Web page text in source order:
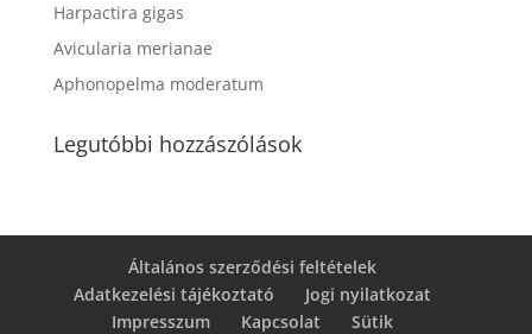
Harpactira gigas
Avicularia merianae
Aphonopelma moderatum
Legutóbbi hozzászólások
Általános szerződési feltételek
Adatkezelési tájékoztató
Jogi nyilatkozat
Impresszum
Kapcsolat Sütik